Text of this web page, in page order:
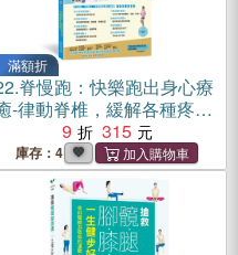
滿額折
脊慢跑：快樂跑出身心療
-律動脊椎，緩解各種疼
痛，終結自律神經失調！
9 315
庫存：4